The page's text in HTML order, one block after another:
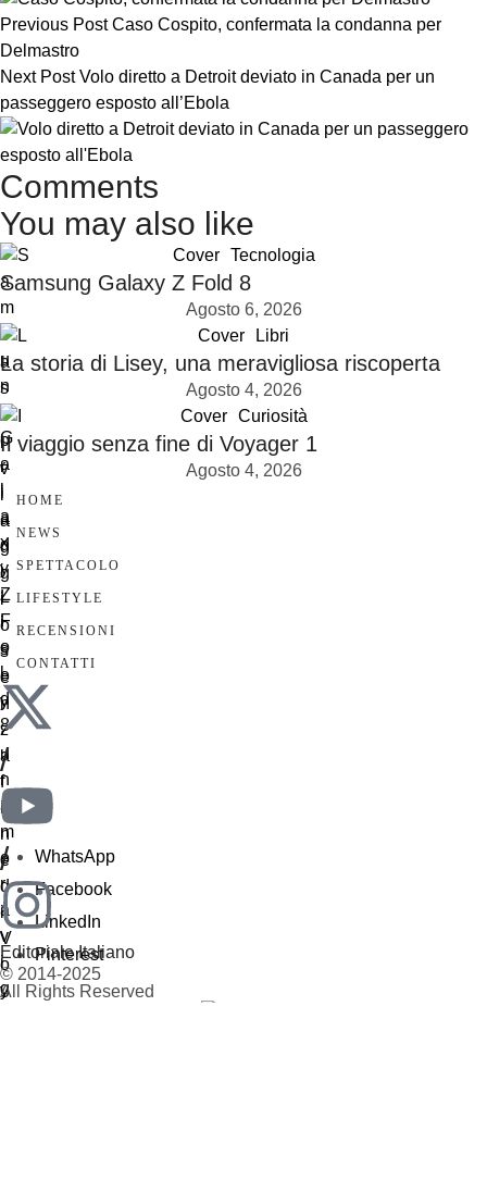
Previous Post Caso Cospito, confermata la condanna per
Delmastro
Next Post Volo diretto a Detroit deviato in Canada per un
passeggero esposto all’Ebola
Comments
You may also like
Cover Tecnologia
Samsung Galaxy Z Fold 8
Agosto 6, 2026
Cover
Libri
La storia di Lisey, una meravigliosa riscoperta
Agosto 4, 2026
Cover
Curiosità
Il viaggio senza fine di Voyager 1
Agosto 4, 2026
HOME
NEWS
SPETTACOLO
LIFESTYLE
RECENSIONI
CONTATTI
/
/
Editoriale Italiano
© 2014-2025
All Rights Reserved
WhatsApp
Facebook
LinkedIn
Pinterest